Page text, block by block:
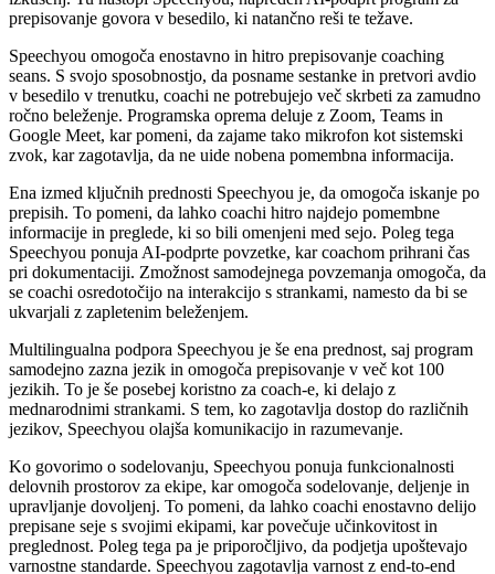
prepisovanje govora v besedilo, ki natančno reši te težave.
Speechyou omogoča enostavno in hitro prepisovanje coaching
seans. S svojo sposobnostjo, da posname sestanke in pretvori avdio
v besedilo v trenutku, coachi ne potrebujejo več skrbeti za zamudno
ročno beleženje. Programska oprema deluje z Zoom, Teams in
Google Meet, kar pomeni, da zajame tako mikrofon kot sistemski
zvok, kar zagotavlja, da ne uide nobena pomembna informacija.
Ena izmed ključnih prednosti Speechyou je, da omogoča iskanje po
prepisih. To pomeni, da lahko coachi hitro najdejo pomembne
informacije in preglede, ki so bili omenjeni med sejo. Poleg tega
Speechyou ponuja AI-podprte povzetke, kar coachom prihrani čas
pri dokumentaciji. Zmožnost samodejnega povzemanja omogoča, da
se coachi osredotočijo na interakcijo s strankami, namesto da bi se
ukvarjali z zapletenim beleženjem.
Multilingualna podpora Speechyou je še ena prednost, saj program
samodejno zazna jezik in omogoča prepisovanje v več kot 100
jezikih. To je še posebej koristno za coach-e, ki delajo z
mednarodnimi strankami. S tem, ko zagotavlja dostop do različnih
jezikov, Speechyou olajša komunikacijo in razumevanje.
Ko govorimo o sodelovanju, Speechyou ponuja funkcionalnosti
delovnih prostorov za ekipe, kar omogoča sodelovanje, deljenje in
upravljanje dovoljenj. To pomeni, da lahko coachi enostavno delijo
prepisane seje s svojimi ekipami, kar povečuje učinkovitost in
preglednost. Poleg tega pa je priporočljivo, da podjetja upoštevajo
varnostne standarde. Speechyou zagotavlja varnost z end-to-end